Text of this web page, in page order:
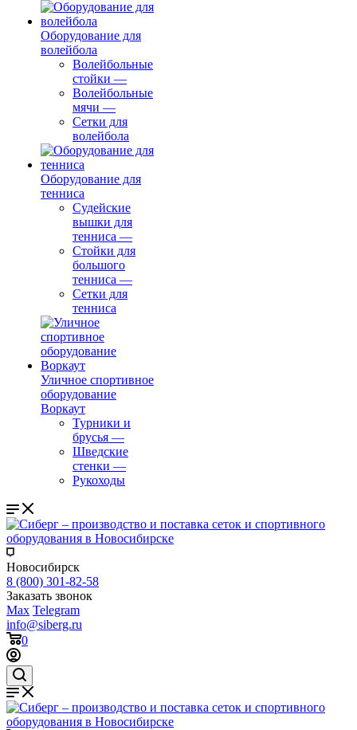
Оборудование для
волейбола
Волейбольные
стойки —
Волейбольные
мячи —
Сетки для
волейбола
Оборудование для
тенниса
Судейские
вышки для
тенниса —
Стойки для
большого
тенниса —
Сетки для
тенниса
Уличное спортивное
оборудование
Воркаут
Турники и
брусья —
Шведские
стенки —
Рукоходы
Новосибирск
8 (800) 301-82-58
Заказать звонок
Max Telegram
info@siberg.ru
0